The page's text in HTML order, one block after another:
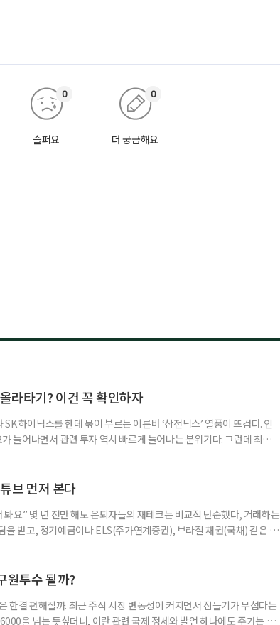
슬퍼요
0
더 궁금해요
0
라타기? 이건 꼭 확인하자
하이닉스를 한데 묶어 부르는 이른바 ‘삼전닉스’ 열풍이 뜨겁다. 인
늘어나면서 관련 투자 역시 빠르게 늘어나는 분위기다. 그런데 최근
요소를 짚어본다. 수익도 2배, 손실도 2배… 레버리지의 두 얼
브 먼저 본다
요.” 몇 년 전만 해도 은퇴자들의 재테크는 비교적 단순했다, 거래하는
을 받고, 정기예금이나 ELS(주가연계증권), 브라질 채권(국채) 같은 고
최근 IRP(개인형퇴직연금) 계좌를 직접 손보기 시작했
원투수 될까?
한결 편해질까. 최근 주식 시장 변동성이 커지면서 잠들기가 무섭다는
을 넘는 듯싶더니, 이란 관련 국제 정세와 발언 하나에도 주가는 오